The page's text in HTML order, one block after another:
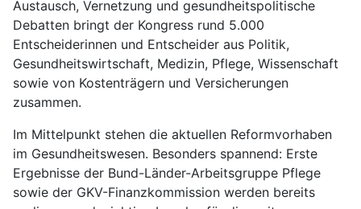
Austausch, Vernetzung und gesundheitspolitische
Debatten bringt der Kongress rund 5.000
Entscheiderinnen und Entscheider aus Politik,
Gesundheitswirtschaft, Medizin, Pflege, Wissenschaft
sowie von Kostenträgern und Versicherungen
zusammen.
Im Mittelpunkt stehen die aktuellen Reformvorhaben
im Gesundheitswesen. Besonders spannend: Erste
Ergebnisse der Bund-Länder-Arbeitsgruppe Pflege
sowie der GKV-Finanzkommission werden bereits